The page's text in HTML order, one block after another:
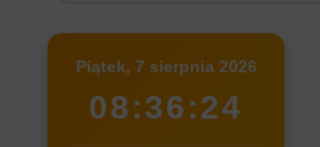
Piątek, 7 sierpnia 2026
08:36:24